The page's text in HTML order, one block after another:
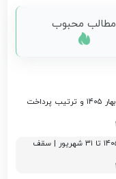
مطالب محبوب
مهلت پرداخت مالیات بر ارزش افزوده بهار ۱۴۰۵ و ترتیب پرداخت
تمدید مهلت دفاتر تجاری الکترونیکی ۱۴۰۵ تا ۳۱ شهریور | سقف